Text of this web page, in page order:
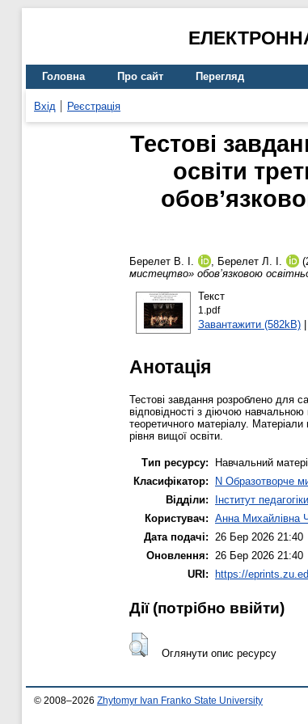
Головна Про сайт Перегляд
Вхід Реєстрація
Тестові
освіти
Берелет В. І. , Берелет Л. І.
мистецтво» обов’язковою
Текст
1.pdf
Завантажити (582kB)|
Анотація
Тестові завдання розроблено для
відповідності з діючою
теоретичного матеріалу.
рівня вищої освіти.
Тип ресурсу:
Навчальний
Класифікатор:
N Образотворче
Відділи:
Інститут педагогіки
Користувач: Анна Михайлівна
Дата подачі:
26 Бер 2026 21:40
Оновлення:
26 Бер 2026 21:40
URI: https://
Дії ​​(потрібно ввійти)
Оглянути опис ресурсу
© 2008–2026 Zhytomyr Ivan Franko State University